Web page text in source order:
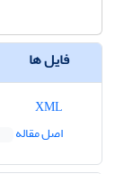
فایل ها
اصل مقاله